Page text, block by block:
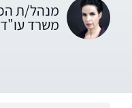
מנהל/ת
משרד עו"ד